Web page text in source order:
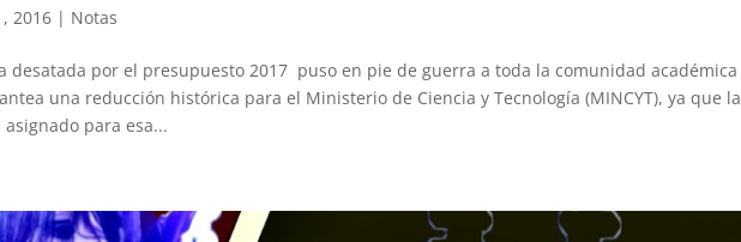
2016 | Notas
desatada por el presupuesto 2017 puso en pie de guerra a toda la comunidad académica
una reducción histórica para el Ministerio de Ciencia y Tecnología (MINCYT), ya que la
para esa...